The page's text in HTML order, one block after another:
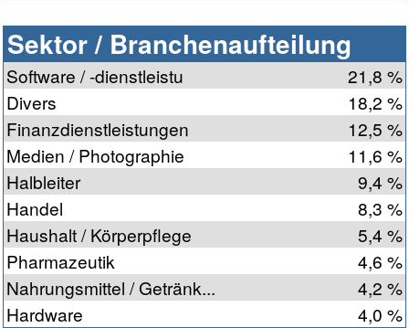
Sektor / Branchenaufteilung
Software / -dienstleistu
21,8 %
Divers
18,2 %
Finanzdienstleistungen
12,5 %
Medien / Photographie
11,6 %
Halbleiter
9,4 %
Handel
8,3 %
Haushalt / Körperpflege
5,4 %
Pharmazeutik
4,6 %
Nahrungsmittel / Getränk...
4,2 %
Hardware
4,0 %